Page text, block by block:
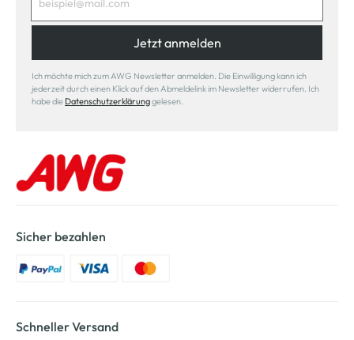
Jetzt anmelden
Ich möchte mich zum AWG Newsletter anmelden. Die Einwilligung kann ich
jederzeit durch einen Klick auf den Abmeldelink im Newsletter widerrufen. Ich
habe die Datenschutzerklärunggelesen.
Sicher bezahlen
Schneller Versand